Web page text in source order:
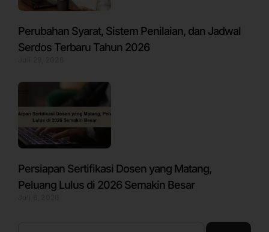
Perubahan Syarat, Sistem Penilaian, dan Jadwal
Serdos Terbaru Tahun 2026
Persiapan Sertifikasi Dosen yang Matang,
Peluang Lulus di 2026 Semakin Besar